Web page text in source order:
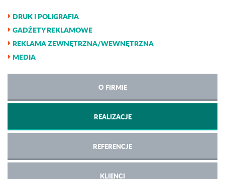
DRUK I POLIGRAFIA
GADŻETY REKLAMOWE
REKLAMA ZEWNĘTRZNA/WEWNĘTRZNA
MEDIA
O FIRMIE
REALIZACJE
REFERENCJE
KLIENCI